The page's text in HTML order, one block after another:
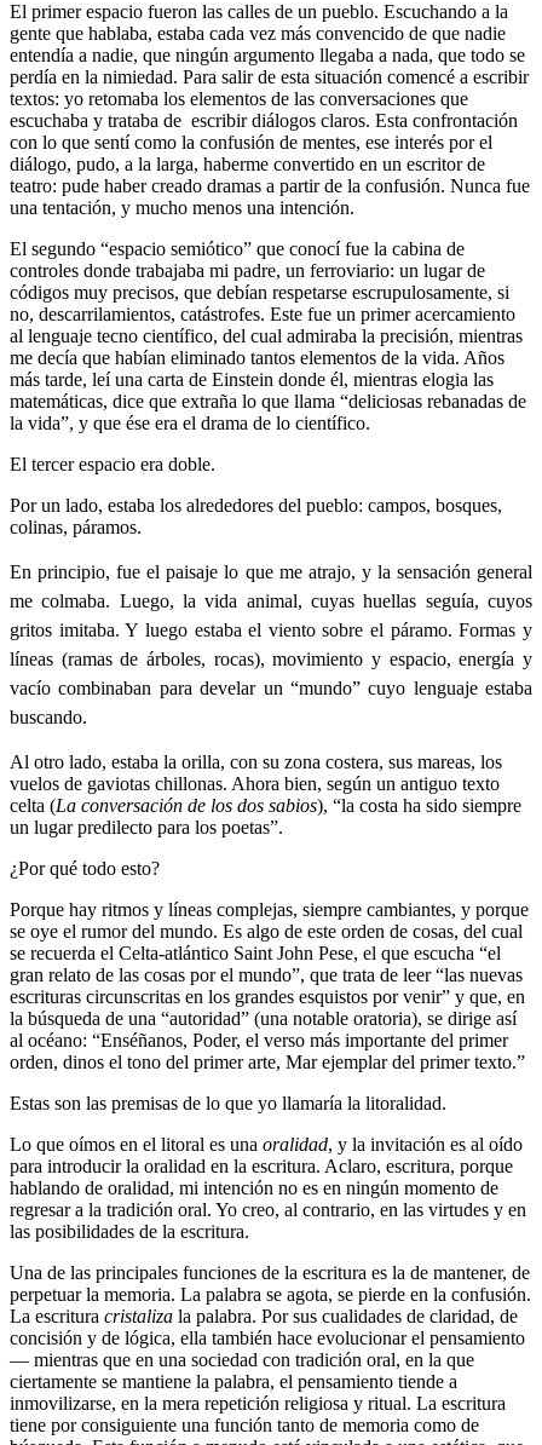
El primer espacio fueron las calles de un pueblo. Escuchando a la
gente que hablaba, estaba cada vez más convencido de que nadie
entendía a nadie, que ningún argumento llegaba a nada, que todo se
perdía en la nimiedad. Para salir de esta situación comencé a escribir
textos: yo retomaba los elementos de las conversaciones que
escuchaba y trataba de escribir diálogos claros. Esta confrontación
con lo que sentí como la confusión de mentes, ese interés por el
diálogo, pudo, a la larga, haberme convertido en un escritor de
teatro: pude haber creado dramas a partir de la confusión. Nunca fue
una tentación, y mucho menos una intención.
El segundo “espacio semiótico” que conocí fue la cabina de
controles donde trabajaba mi padre, un ferroviario: un lugar de
códigos muy precisos, que debían respetarse escrupulosamente, si
no, descarrilamientos, catástrofes. Este fue un primer acercamiento
al lenguaje tecno científico, del cual admiraba la precisión, mientras
me decía que habían eliminado tantos elementos de la vida. Años
más tarde, leí una carta de Einstein donde él, mientras elogia las
matemáticas, dice que extraña lo que llama “deliciosas rebanadas de
la vida”, y que ése era el drama de lo científico.
El tercer espacio era doble.
Por un lado, estaba los alrededores del pueblo: campos, bosques,
colinas, páramos.
En principio, fue el paisaje lo que me atrajo, y la sensación general
me colmaba. Luego, la vida animal, cuyas huellas seguía, cuyos
gritos imitaba. Y luego estaba el viento sobre el páramo. Formas y
líneas (ramas de árboles, rocas), movimiento y espacio, energía y
vacío combinaban para develar un “mundo” cuyo lenguaje estaba
buscando.
Al otro lado, estaba la orilla, con su zona costera, sus mareas, los
vuelos de gaviotas chillonas. Ahora bien, según un antiguo texto
celta (La conversación de los dos sabios), “la costa ha sido siempre
un lugar predilecto para los poetas”.
¿Por qué todo esto?
Porque hay ritmos y líneas complejas, siempre cambiantes, y porque
se oye el rumor del mundo. Es algo de este orden de cosas, del cual
se recuerda el Celta-atlántico Saint John Pese, el que escucha “el
gran relato de las cosas por el mundo”, que trata de leer “las nuevas
escrituras circunscritas en los grandes esquistos por venir” y que, en
la búsqueda de una “autoridad” (una notable oratoria), se dirige así
al océano: “Enséñanos, Poder, el verso más importante del primer
orden, dinos el tono del primer arte, Mar ejemplar del primer texto.”
Estas son las premisas de lo que yo llamaría la litoralidad.
Lo que oímos en el litoral es una oralidad, y la invitación es al oído
para introducir la oralidad en la escritura. Aclaro, escritura, porque
hablando de oralidad, mi intención no es en ningún momento de
regresar a la tradición oral. Yo creo, al contrario, en las virtudes y en
las posibilidades de la escritura.
Una de las principales funciones de la escritura es la de mantener, de
perpetuar la memoria. La palabra se agota, se pierde en la confusión.
La escritura cristaliza la palabra. Por sus cualidades de claridad, de
concisión y de lógica, ella también hace evolucionar el pensamiento
— mientras que en una sociedad con tradición oral, en la que
ciertamente se mantiene la palabra, el pensamiento tiende a
inmovilizarse, en la mera repetición religiosa y ritual. La escritura
tiene por consiguiente una función tanto de memoria como de